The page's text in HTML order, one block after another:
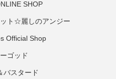
SHOP
ト☆麗しのアンジー
Official Shop
ゴッド
バスタード